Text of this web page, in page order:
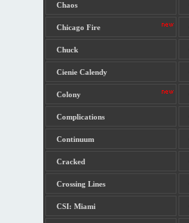
Chaos
Chicago Fire
Chuck
Cienie Calendy
Colony
Complications
Continuum
Cracked
Crossing Lines
CSI: Miami